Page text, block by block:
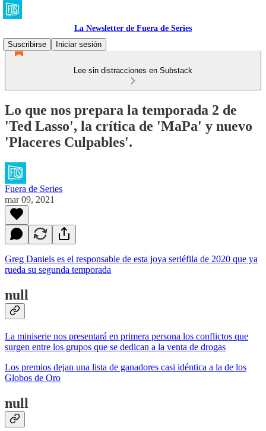
La Newsletter de Fuera de Series
Suscribirse
Iniciar sesión
Lee sin distracciones en Substack
Lo que nos prepara la temporada 2 de
'Ted Lasso', la crítica de 'MaPa' y nuevo
'Placeres Culpables'.
Fuera de Series
mar 09, 2021
Greg Daniels es el responsable de esta joya seriéfila de 2020 que ya
rueda su segunda temporada
null
La miniserie nos presentará en primera persona los conflictos que
surgen entre los grupos que se dedican a la venta de drogas
Los premios dejan una lista de ganadores casi idéntica a la de los
Globos de Oro
null